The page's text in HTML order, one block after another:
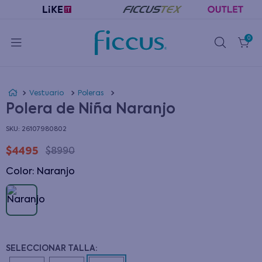
0
Vestuario Poleras
Polera de Niña Naranjo
: 26107980802
$4495 $8990
Color: naranjo